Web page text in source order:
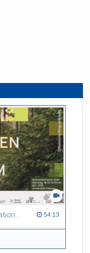
Between tradition and transformation: how owners, advisers and institutions co-create knowledge for resilient forests in Europe 54:13